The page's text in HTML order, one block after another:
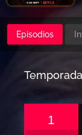
Episodios
1